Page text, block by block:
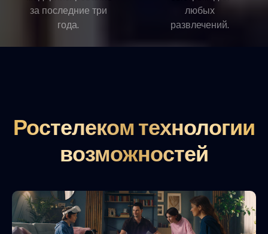
за последние три
года.
любых
развлечений.
Ростелеком технологии
возможностей